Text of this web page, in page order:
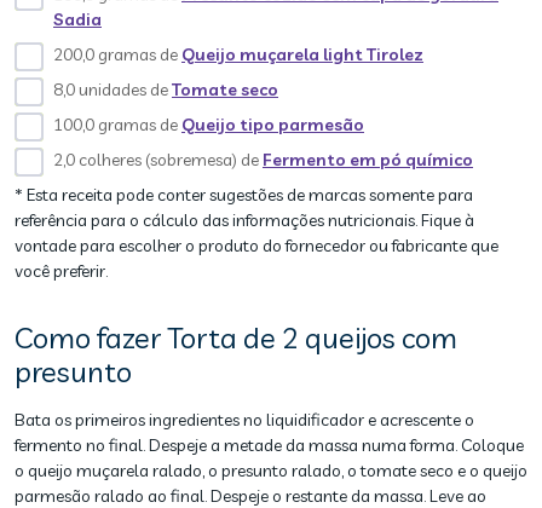
Sadia
200,0 gramas de Queijo muçarela light Tirolez
8,0 unidades deTomate seco
100,0 gramas de Queijo tipo parmesão
2,0 colheres (sobremesa) de Fermento em pó químico
* Esta receita pode conter sugestões de marcas somente para
referência para o cálculo das informações nutricionais. Fique à
vontade para escolher o produto do fornecedor ou fabricante que
você preferir.
Como fazer Torta de 2 queijos com
presunto
Bata os primeiros ingredientes no liquidificador e acrescente o
fermento no final. Despeje a metade da massa numa forma. Coloque
o queijo muçarela ralado, o presunto ralado, o tomate seco e o queijo
parmesão ralado ao final. Despeje o restante da massa. Leve ao